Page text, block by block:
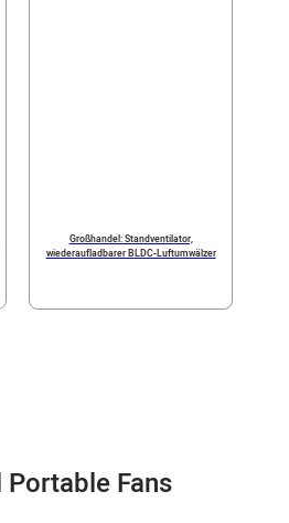
Großhandel: Standventilator,
wiederaufladbarer BLDC-Luftumwälzer
Fans